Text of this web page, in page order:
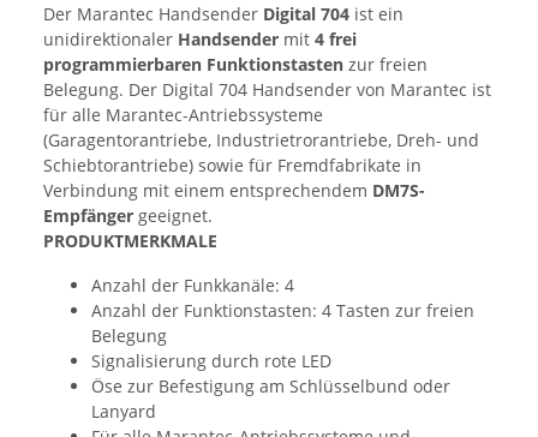
Der Marantec Handsender Digital 704 ist ein
unidirektionaler Handsender mit 4 frei
programmierbaren Funktionstasten zur freien
Belegung. Der Digital 704 Handsender von Marantec ist
für alle Marantec-Antriebssysteme
(Garagentorantriebe, Industrietrorantriebe, Dreh- und
Schiebtorantriebe) sowie für Fremdfabrikate in
Verbindung mit einem entsprechendem DM7S-
Empfänger geeignet.
PRODUKTMERKMALE
Anzahl der Funkkanäle: 4
Anzahl der Funktionstasten: 4 Tasten zur freien
Belegung
Signalisierung durch rote LED
Öse zur Befestigung am Schlüsselbund oder
Lanyard